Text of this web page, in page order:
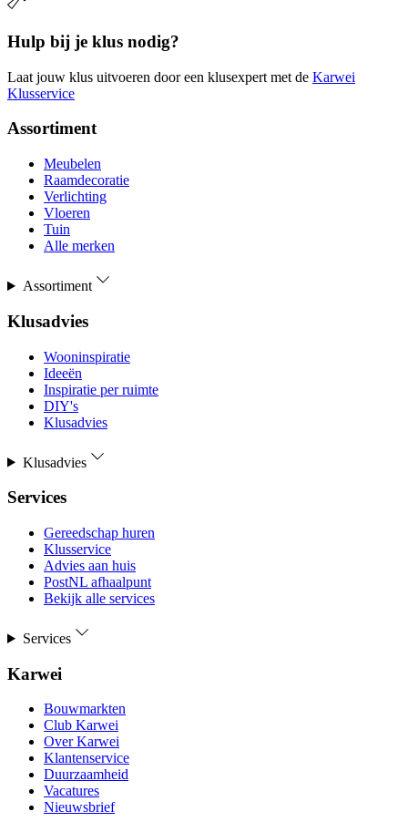
Hulp bij je klus nodig?
Laat jouw klus uitvoeren door een klusexpert met de Karwei
Klusservice
Assortiment
Meubelen
Raamdecoratie
Verlichting
Vloeren
Tuin
Alle merken
Assortiment
Klusadvies
Wooninspiratie
Ideeën
Inspiratie per ruimte
DIY's
Klusadvies
Klusadvies
Services
Gereedschap huren
Klusservice
Advies aan huis
PostNL afhaalpunt
Bekijk alle services
Services
Karwei
Bouwmarkten
Club Karwei
Over Karwei
Klantenservice
Duurzaamheid
Vacatures
Nieuwsbrief